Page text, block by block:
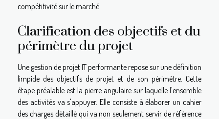
compétitivité sur le marché.
Clarification des objectifs et du
périmètre du projet
Une gestion de projet IT performante repose sur une définition
limpide des objectifs de projet et de son périmètre. Cette
étape préalable est la pierre angulaire sur laquelle l'ensemble
des activités va s'appuyer. Elle consiste à élaborer un cahier
des charges détaillé qui va non seulement servir de référence